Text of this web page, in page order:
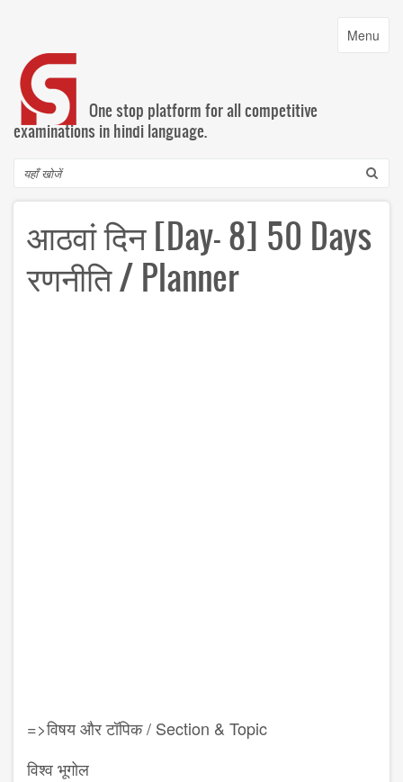
content
Toggle
Menu
One stop platform for all competitive
examinations in hindi language.
Search
आठवां दिन [Day- 8] 50 Days‬
‪रणनीति‬ / Planner‬
=>विषय और टॉपिक / Section & Topic
विश्व भूगोल